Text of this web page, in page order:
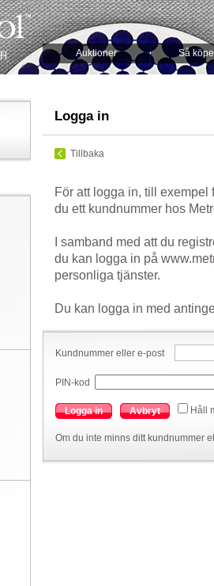
Auktioner Så
Logga in
Tillbaka
För att logga in, till exempel
du ett kundnummer hos
I samband med att du
du kan logga in på
personliga tjänster.
Du kan logga in med
Kundnummer eller e-post
PIN-kod
Logga in Avbryt Håll
Om du inte minns ditt kundnummer